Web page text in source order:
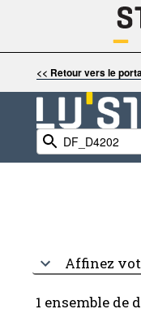
<< Retour vers le
Affinez
1 ensemble de